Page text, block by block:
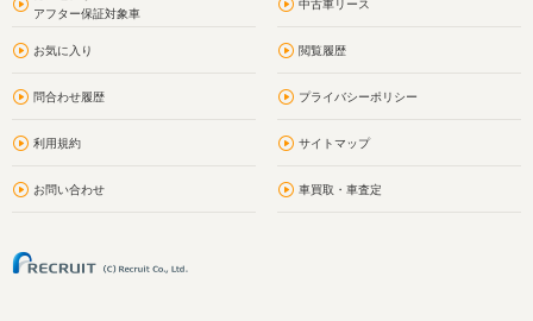
アフター保証対象車
中古車リース
お気に入り 閲覧履歴
問合わせ履歴 プライバシーポリシー
利用規約 サイトマップ
お問い合わせ 車買取・車査定